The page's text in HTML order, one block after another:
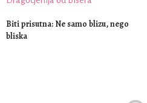
Biti prisutna: Ne samo blizu, nego
bliska